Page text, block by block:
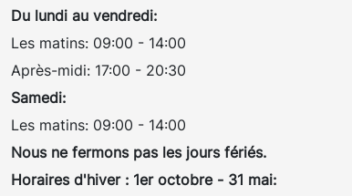
Du lundi au vendredi:
Les matins: 09:00 - 14:00
Après-midi: 17:00 - 20:30
Samedi:
Les matins: 09:00 - 14:00
Nous ne fermons pas les jours fériés.
Horaires d'hiver : 1er octobre - 31 mai: